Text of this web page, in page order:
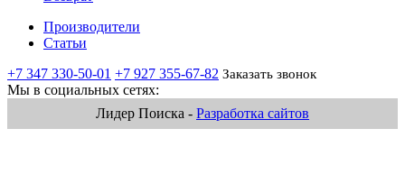
Производители
Статьи
+7 347 330-50-01 +7 927 355-67-82 Заказать звонок
Мы в социальных сетях:
Лидер Поиска - Разработка сайтов